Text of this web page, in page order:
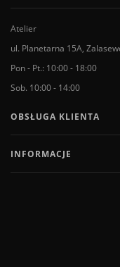
Atelier
ul. Planetarna 15A,
Pon - Pt.: 10:00 - 18:00
Sob. 10:00 - 14:00
OBSŁUGA KLIENTA
INFORMACJE